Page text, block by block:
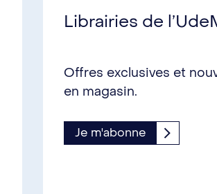
Librairies de
Offres exclusives et
en magasin.
Je m'abonne